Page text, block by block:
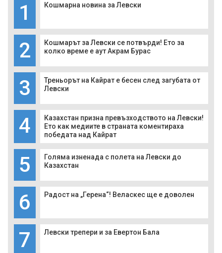
1 Кошмарна новина за Левски
2
Кошмарът за Левски се потвърди! Ето за
колко време е аут Акрам Бурас
3
Треньорът на Кайрат е бесен след загубата от
Левски
4
Казахстан призна превъзходството на Левски!
Ето как медиите в страната коментираха
победата над Кайрат
5
Голяма изненада с полета на Левски до
Казахстан
6 Радост на „Герена“! Веласкес ще е доволен
7 Левски трепери и за Евертон Бала